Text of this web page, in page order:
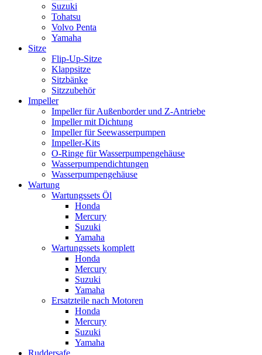
Suzuki
Tohatsu
Volvo Penta
Yamaha
Sitze
Flip-Up-Sitze
Klappsitze
Sitzbänke
Sitzzubehör
Impeller
Impeller für Außenborder und Z-Antriebe
Impeller mit Dichtung
Impeller für Seewasserpumpen
Impeller-Kits
O-Ringe für Wasserpumpengehäuse
Wasserpumpendichtungen
Wasserpumpengehäuse
Wartung
Wartungssets Öl
Honda
Mercury
Suzuki
Yamaha
Wartungssets komplett
Honda
Mercury
Suzuki
Yamaha
Ersatzteile nach Motoren
Honda
Mercury
Suzuki
Yamaha